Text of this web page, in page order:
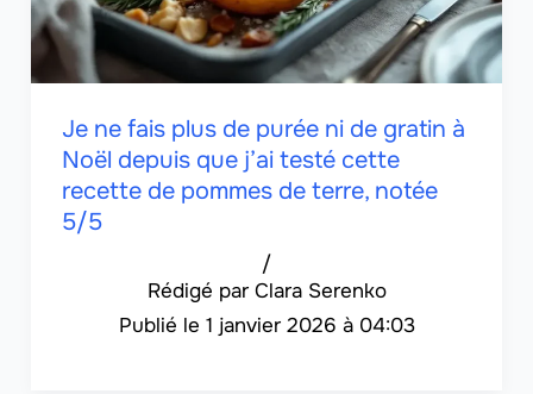
Je ne fais plus de purée ni de gratin à
Noël depuis que j’ai testé cette
recette de pommes de terre, notée
5/5
Clara Serenko
/
1 janvier 2026 à 04:03